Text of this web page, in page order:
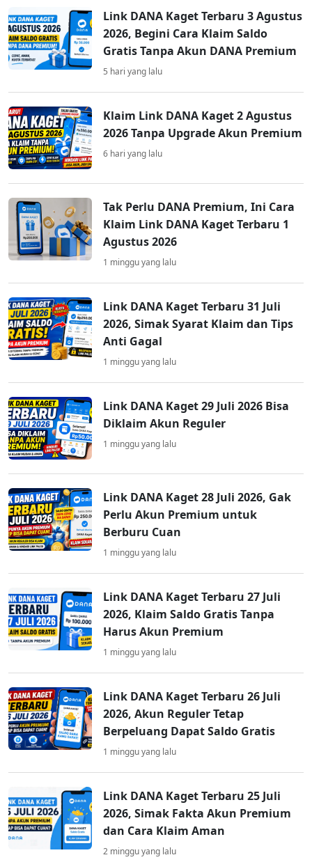
Link DANA Kaget Terbaru 3 Agustus
2026, Begini Cara Klaim Saldo
Gratis Tanpa Akun DANA Premium
5 hari yang lalu
Klaim Link DANA Kaget 2 Agustus
2026 Tanpa Upgrade Akun Premium
6 hari yang lalu
Tak Perlu DANA Premium, Ini Cara
Klaim Link DANA Kaget Terbaru 1
Agustus 2026
1 minggu yang lalu
Link DANA Kaget Terbaru 31 Juli
2026, Simak Syarat Klaim dan Tips
Anti Gagal
1 minggu yang lalu
Link DANA Kaget 29 Juli 2026 Bisa
Diklaim Akun Reguler
1 minggu yang lalu
Link DANA Kaget 28 Juli 2026, Gak
Perlu Akun Premium untuk
Berburu Cuan
1 minggu yang lalu
Link DANA Kaget Terbaru 27 Juli
2026, Klaim Saldo Gratis Tanpa
Harus Akun Premium
1 minggu yang lalu
Link DANA Kaget Terbaru 26 Juli
2026, Akun Reguler Tetap
Berpeluang Dapat Saldo Gratis
1 minggu yang lalu
Link DANA Kaget Terbaru 25 Juli
2026, Simak Fakta Akun Premium
dan Cara Klaim Aman
2 minggu yang lalu